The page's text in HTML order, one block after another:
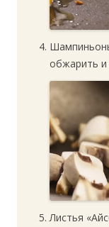
обжарить и
Листья